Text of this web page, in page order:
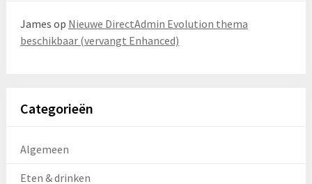
James op Nieuwe DirectAdmin Evolution thema
beschikbaar (vervangt Enhanced)
Categorieën
Algemeen
Eten & drinken